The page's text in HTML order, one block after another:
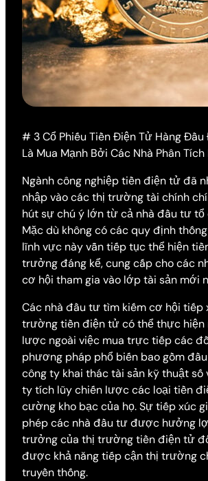
# 3 Cổ Phiếu Tiền Điện Tử Hàng
Là Mua Mạnh Bởi Các Nhà Phân Tích
Ngành công nghiệp tiền điện tử đã
nhập vào các thị trường tài chính
hút sự chú ý lớn từ cả nhà đầu tư tổ
Mặc dù không có các quy định
lĩnh vực này vẫn tiếp tục thể hiện
trưởng đáng kể, cung cấp cho các
cơ hội tham gia vào lớp tài sản mới
Các nhà đầu tư tìm kiếm cơ hội tiếp
trường tiền điện tử có thể thực hiện
lược ngoài việc mua trực tiếp các
phương pháp phổ biến bao gồm
công ty khai thác tài sản kỹ thuật số
ty tích lũy chiến lược các loại tiền
cường kho bạc của họ. Sự tiếp xúc
phép các nhà đầu tư được hưởng
trưởng của thị trường tiền điện tử
được khả năng tiếp cận thị trường
truyền thống.